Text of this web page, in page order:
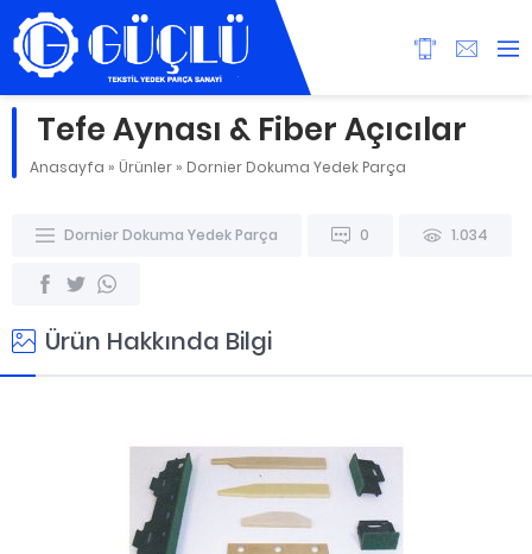
Tefe Aynası & Fiber Açıcılar
Anasayfa » Ürünler » Dornier Dokuma Yedek Parça
Dornier Dokuma Yedek Parça 0 1.034
Ürün Hakkında Bilgi